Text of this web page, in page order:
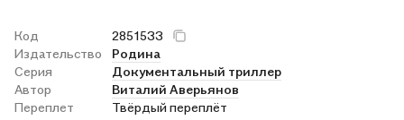
Код
2851533
Издательство
Родина
Серия
Документальный триллер
Автор
Виталий Аверьянов
Переплет
Твёрдый переплёт